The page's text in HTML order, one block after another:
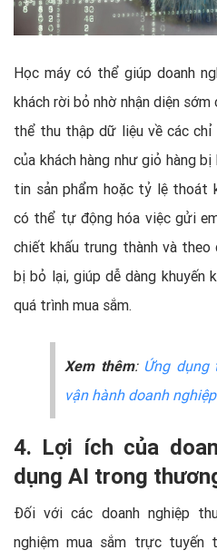
Học máy có thể giúp doanh
khách rời bỏ nhờ nhận diện
thể thu thập dữ liệu về các chỉ
của khách hàng như giỏ hàng
tin sản phẩm hoặc tỷ lệ thoát
có thể tự động hóa việc gửi
chiết khấu trung thành và theo
bị bỏ lại, giúp dễ dàng khuyến
quá trình mua sắm.
Xem thêm: Ứng dụng
vận hành doanh nghiệp
4. Lợi ích của
dụng AI trong
Đối với các doanh nghiệp
nghiệm mua sắm trực